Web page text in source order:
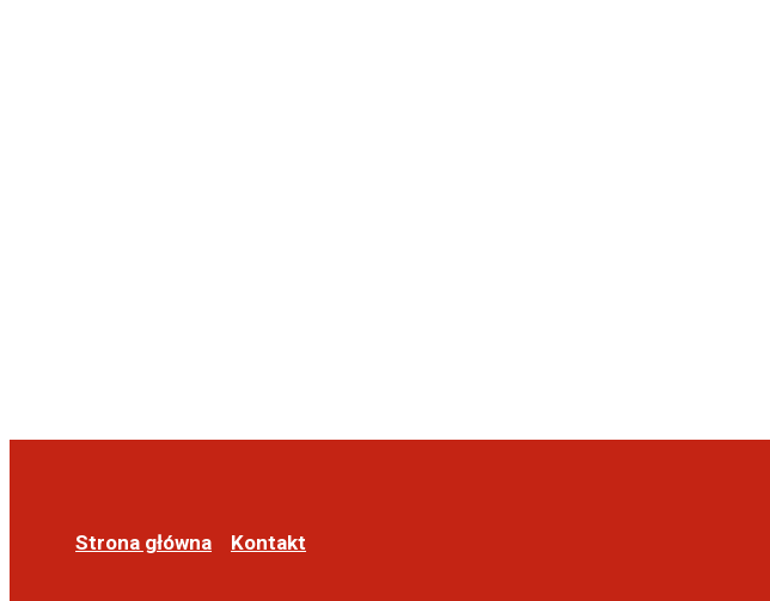
Strona główna Kontakt